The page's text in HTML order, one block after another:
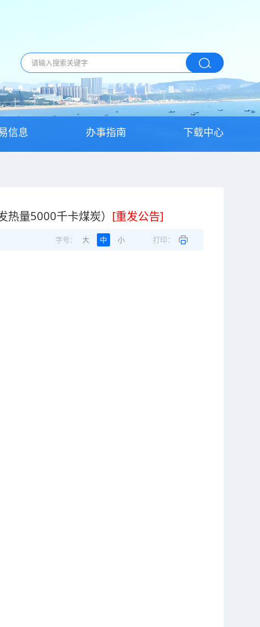
信息 办事指南 下载中心
量5000千卡煤炭） [重发公告]
字号： 大 中 小 打印：